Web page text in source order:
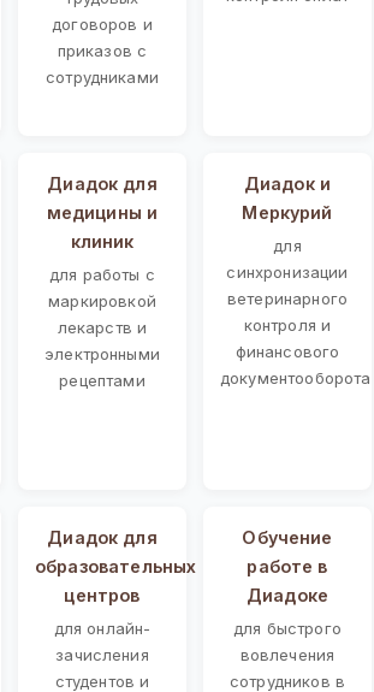
договоров и
приказов с
сотрудниками
Диадок для
медицины и
клиник
для работы с
маркировкой
лекарств и
электронными
рецептами
Диадок и
Меркурий
для
синхронизации
ветеринарного
контроля и
финансового
документооборота
Диадок для
образовательных
центров
для онлайн-
зачисления
студентов и
Обучение
работе в
Диадоке
для быстрого
вовлечения
сотрудников в